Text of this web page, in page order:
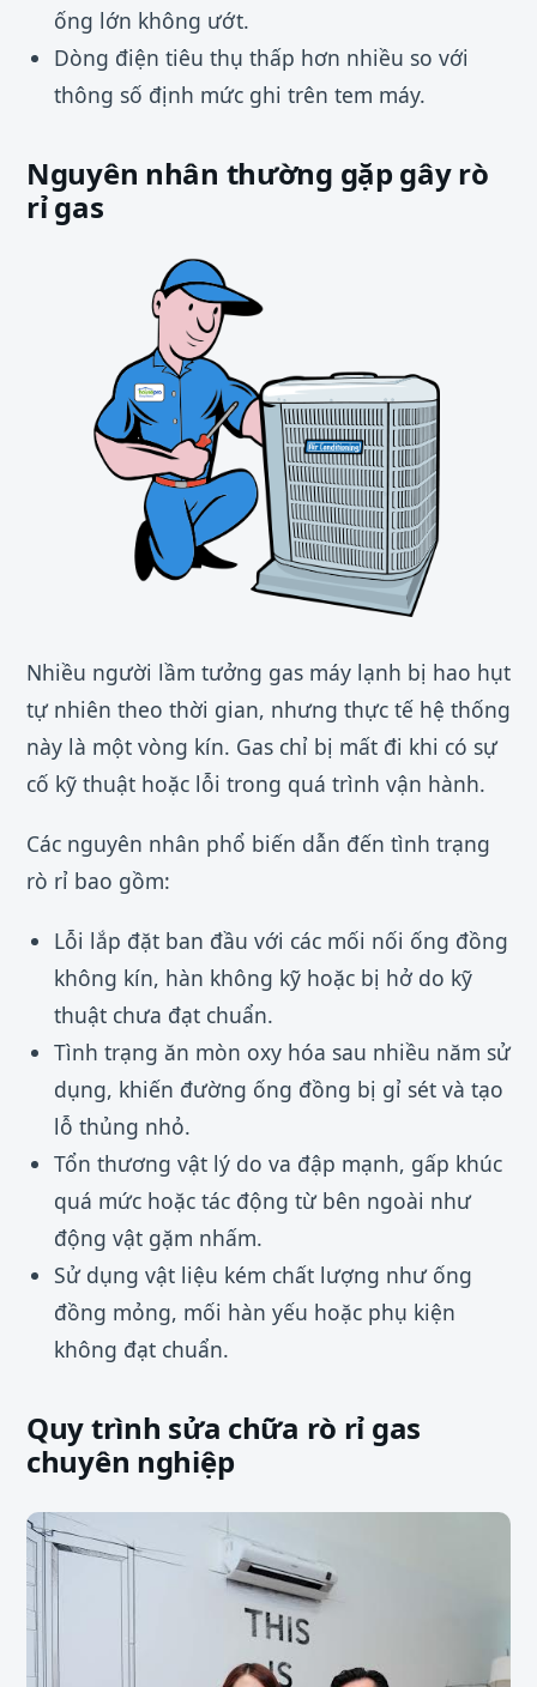
ống lớn không ướt.
Dòng điện tiêu thụ thấp hơn nhiều so với
thông số định mức ghi trên tem máy.
Nguyên nhân thường gặp gây rò
rỉ gas
Nhiều người lầm tưởng gas máy lạnh bị hao hụt
tự nhiên theo thời gian, nhưng thực tế hệ thống
này là một vòng kín. Gas chỉ bị mất đi khi có sự
cố kỹ thuật hoặc lỗi trong quá trình vận hành.
Các nguyên nhân phổ biến dẫn đến tình trạng
rò rỉ bao gồm:
Lỗi lắp đặt ban đầu với các mối nối ống đồng
không kín, hàn không kỹ hoặc bị hở do kỹ
thuật chưa đạt chuẩn.
Tình trạng ăn mòn oxy hóa sau nhiều năm sử
dụng, khiến đường ống đồng bị gỉ sét và tạo
lỗ thủng nhỏ.
Tổn thương vật lý do va đập mạnh, gấp khúc
quá mức hoặc tác động từ bên ngoài như
động vật gặm nhấm.
Sử dụng vật liệu kém chất lượng như ống
đồng mỏng, mối hàn yếu hoặc phụ kiện
không đạt chuẩn.
Quy trình sửa chữa rò rỉ gas
chuyên nghiệp